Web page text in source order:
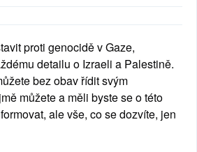
proti genocidě v Gaze,
detailu o Izraeli a Palestině.
bez obav řídit svým
můžete a měli byste se o této
ale vše, co se dozvíte, jen